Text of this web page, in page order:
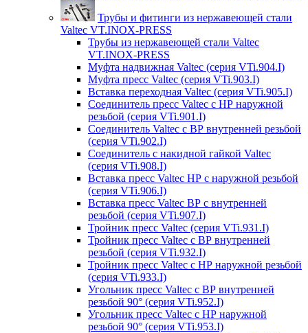
Трубы и фитинги из нержавеющей стали
Valtec VT.INOX-PRESS
Трубы из нержавеющей стали Valtec
VT.INOX-PRESS
Муфта надвижная Valtec (серия VTi.904.I)
Муфта пресс Valtec (серия VTi.903.I)
Вставка переходная Valtec (серия VTi.905.I)
Соединитель пресс Valtec с НР наружной
резьбой (серия VTi.901.I)
Соединитель Valtec с ВР внутренней резьбой
(серия VTi.902.I)
Соединитель с накидной гайкой Valtec
(серия VTi.908.I)
Вставка пресс Valtec НР с наружной резьбой
(серия VTi.906.I)
Вставка пресс Valtec ВР с внутренней
резьбой (серия VTi.907.I)
Тройник пресс Valtec (серия VTi.931.I)
Тройник пресс Valtec с ВР внутренней
резьбой (серия VTi.932.I)
Тройник пресс Valtec с НР наружной резьбой
(серия VTi.933.I)
Угольник пресс Valtec с ВР внутренней
резьбой 90° (серия VTi.952.I)
Угольник пресс Valtec с НР наружной
резьбой 90° (серия VTi.953.I)